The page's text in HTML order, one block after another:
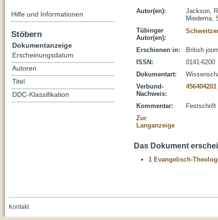
Autor(en):
Jackson,
Miedema,
Tübinger
Autor(en):
Erschienen in:
British
ISSN:
0141-6200
Dokumentart:
Verbund-
Nachweis:
456404201
Kommentar:
Zur
Langanzeige
Das Dokument
1 Evangelisch-
Hilfe und Informationen
Stöbern
Dokumentanzeige
Erscheinungsdatum
Autoren
Titel
DDC-Klassifikation
Kontakt